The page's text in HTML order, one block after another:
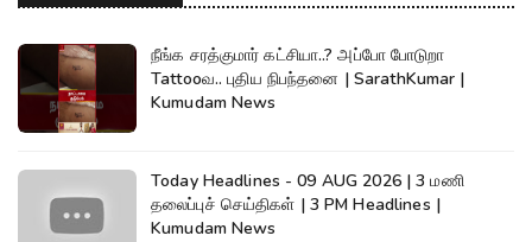
நீங்க சரத்குமார் கட்சியா..? அப்போ போடுறா
Tattooவ.. புதிய நிபந்தனை | SarathKumar |
Kumudam News
Today Headlines - 09 AUG 2026 | 3 மணி
தலைப்புச் செய்திகள் | 3 PM Headlines |
Kumudam News